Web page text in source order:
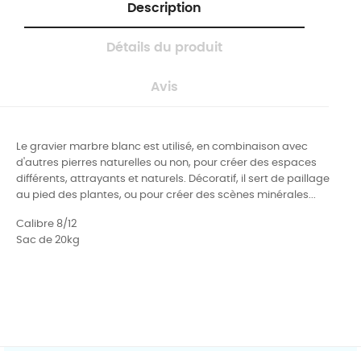
Description
Détails du produit
Avis
Le gravier marbre blanc est utilisé, en combinaison avec
d'autres pierres naturelles ou non, pour créer des espaces
différents, attrayants et naturels. Décoratif, il sert de paillage
au pied des plantes, ou pour créer des scènes minérales...
Calibre 8/12
Sac de 20kg